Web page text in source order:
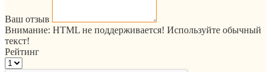
Ваш отзыв
Внимание: HTML не поддерживается! Используйте обычный
текст!
Рейтинг